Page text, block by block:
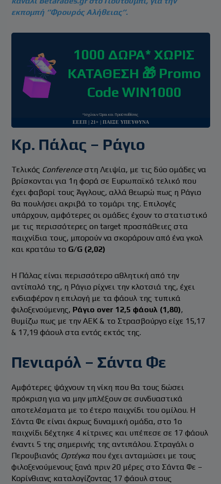
εκπομπή ‘’Φρουρός Αλήθειας’’.
1000 ΔΩΡΑ* ΧΩΡΙΣ
ΚΑΤΑΘΕΣΗ 🎁 Promo
Code WIN1000
*Ισχύουν Όροι και Προϋποθέσεις
ΕΕΕΠ | 21+ | ΠΑΙΞΕ ΥΠΕΥΘΥΝΑ
Κρ. Πάλας – Ράγιο
Τελικός Conferenceστη Λειψία, με τις δύο ομάδες να
βρίσκονται για 1η φορά σε Ευρωπαϊκό τελικό που
έχει φαβορί τους Άγγλους, αλλά θεωρώ πως η Ράγιο
θα πουλήσει ακριβά το τομάρι της. Επιλογές
υπάρχουν, αμφότερες οι ομάδες έχουν το στατιστικό
με τις περισσότερες on target προσπάθειες στα
παιχνίδια τους, μπορούν να σκοράρουν από ένα γκολ
και κρατάω το G/G (2,02)
Η Πάλας είναι περισσότερο αθλητική από την
αντίπαλό της, η Ράγιο ρίχνει την κλοτσιά της, έχει
ενδιαφέρον η επιλογή με τα φάουλ της τυπικά
φιλοξενούμενης, Ράγιο over 12,5 φάουλ (1,80),
θυμίζω πως με την ΑΕΚ & το Στρασβούργο είχε 15,17
& 17,19 φάουλ στα εντός εκτός της.
Πενιαρόλ – Σάντα Φε
Αμφότερες ψάχνουν τη νίκη που θα τους δώσει
πρόκριση για να μην μπλέξουν σε συνδυαστικά
αποτελέσματα με το έτερο παιχνίδι του ομίλου. Η
Σάντα Φε είναι άκρως δυναμική ομάδα, στο 1ο
παιχνίδι δέχτηκε 4 κίτρινες και υπέπεσε σε 17 φάουλ
έναντι 5 της σημερινής της αντιπάλου. Στραγάλι ο
Περουβιανός Ορτέγκαπου έχει ανταμώσει με τους
φιλοξενούμενους ξανά πριν 20 μέρες στο Σάντα Φε –
Κορίνθιανς καταλογίζοντας 17 φάουλ στους